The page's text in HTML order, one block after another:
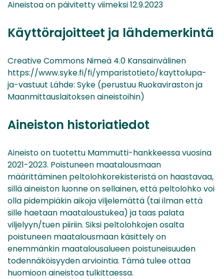
Aineistoa on päivitetty viimeksi 12.9.2023
Käyttörajoitteet ja lähdemerkintä
Creative Commons Nimeä 4.0 Kansainvälinen
https://www.syke.fi/fi/ymparistotieto/kayttolupa-
ja-vastuut Lähde: Syke (perustuu Ruokaviraston ja
Maanmittauslaitoksen aineistoihin)
Aineiston historiatiedot
Aineisto on tuotettu Mammutti-hankkeessa vuosina
2021-2023. Poistuneen maatalousmaan
määrittäminen peltolohkorekisteristä on haastavaa,
sillä aineiston luonne on sellainen, että peltolohko voi
olla pidempiäkin aikoja viljelemättä (tai ilman että
sille haetaan maataloustukea) ja taas palata
viljelyyn/tuen piiriin. Siksi peltolohkojen osalta
poistuneen maatalousmaan käsittely on
enemmänkin maatalousalueen poistuneisuuden
todennäköisyyden arviointia. Tämä tulee ottaa
huomioon aineistoa tulkittaessa.